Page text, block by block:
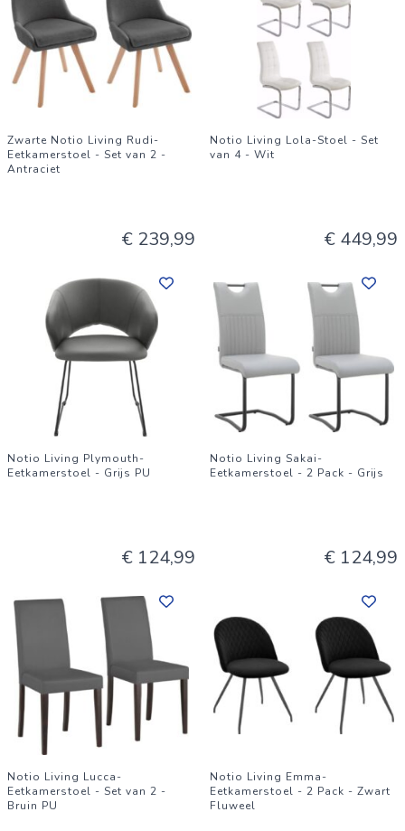
Zwarte Notio Living Rudi-
Eetkamerstoel - Set van 2 -
Antraciet
€ 239,99
Notio Living Lola-Stoel - Set
van 4 - Wit
€ 449,99
Notio Living Plymouth-
Eetkamerstoel - Grijs PU
€ 124,99
Notio Living Sakai-
Eetkamerstoel - 2 Pack - Grijs
€ 124,99
Notio Living Lucca-
Eetkamerstoel - Set van 2 -
Bruin PU
Notio Living Emma-
Eetkamerstoel - 2 Pack - Zwart
Fluweel